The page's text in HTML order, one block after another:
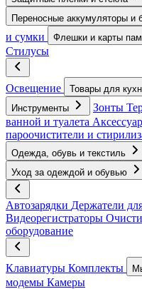
Переносные аккумуляторы и
и сумки
Флешки и карты
Стилусы
Освещение Товары для
Инструменты Зонты
ванной и туалета
пароочистители и
Одежда, обувь и текстиль
Уход за одеждой и обувью
Автозарядки Держатели
Видеорегистраторы
оборудование
Клавиатуры Комплекты
модемы Камеры